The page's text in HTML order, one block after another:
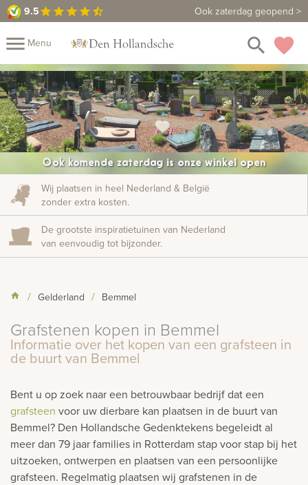
9.5star star star star star_half Ook zaterdag geopend >
9.5 Maak een vrijblijvende afspraak
menu Menu favorite
Mijn
Fotomap
search
close
Home
Assortiment
Fotoboek
Informatie
Prijzen
ons
Duurzaamheid Winkels Contact
ook:
Komende zaterdag: Extra inspiratiedagenarrow_forward
Ook komende zaterdag is onze winkel open
Wij plaatsen in heel Nederland & België
zonder extra kosten.
De grootste inspiratietuinen van Nederland
van eenvoudig tot bijzonder.
Gelderland Bemmel
Grafstenen kopen in Bemmel
Informatie over het kopen van een grafsteen in
de buurt van Bemmel
Bent u op zoek naar een betrouwbaar bedrijf dat een
grafsteen voor uw dierbare kan plaatsen in de buurt van
Bemmel? Den Hollandsche Gedenktekens begeleidt al
meer dan 79 jaar families in Rotterdam stap voor stap bij het
uitzoeken, ontwerpen en plaatsen van een persoonlijke
grafsteen. Regelmatig plaatsen wij grafstenen in de